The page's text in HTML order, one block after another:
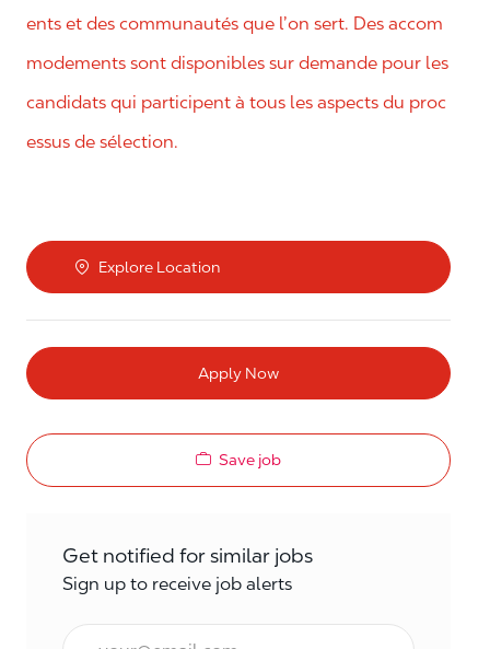
ents et des communautés que l’on sert. Des accom
modements sont disponibles sur demande pour les
candidats qui participent à tous les aspects du proc
essus de sélection.
Explore Location
Apply Now
Save job
Get notified for similar jobs
Sign up to receive job alerts
Email*